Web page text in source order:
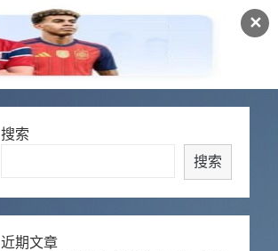
✕
搜索
搜索
近期文章